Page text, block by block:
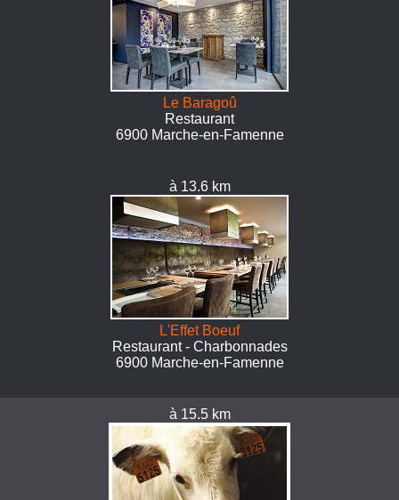
Le Baragoû
Restaurant
6900 Marche-en-Famenne
à 13.6 km
L'Effet Boeuf
Restaurant - Charbonnades
6900 Marche-en-Famenne
à 15.5 km